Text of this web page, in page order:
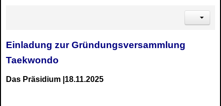
Einladung zur Gründungsversammlung
Taekwondo
Das Präsidium |18.11.2025